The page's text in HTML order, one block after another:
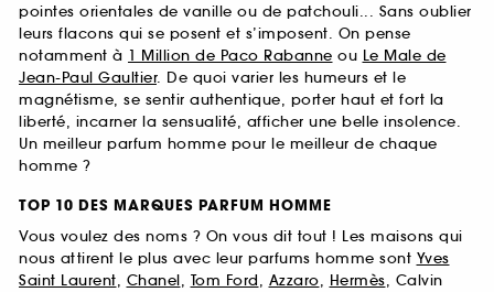
pointes orientales de vanille ou de patchouli... Sans oublier
leurs flacons qui se posent et s’imposent. On pense
notamment à 1 Million de Paco Rabanne ou Le Male de
Jean-Paul Gaultier. De quoi varier les humeurs et le
magnétisme, se sentir authentique, porter haut et fort la
liberté, incarner la sensualité, afficher une belle insolence.
Un meilleur parfum homme pour le meilleur de chaque
homme ?
TOP 10 DES MARQUES PARFUM HOMME
Vous voulez des noms ? On vous dit tout ! Les maisons qui
nous attirent le plus avec leur parfums homme sont Yves
Saint Laurent, Chanel, Tom Ford, Azzaro, Hermès, Calvin